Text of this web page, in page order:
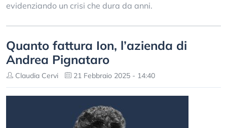
evidenziando un crisi che dura da anni.
Quanto fattura Ion, l’azienda di
Andrea Pignataro
Claudia Cervi 21 Febbraio 2025 - 14:40